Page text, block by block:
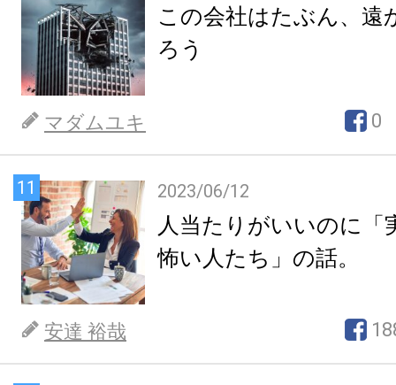
この会社はたぶん、遠
ろう
マダムユキ 0
11 2023/06/12
人当たりがいいのに「
怖い人たち」の話。
安達 裕哉